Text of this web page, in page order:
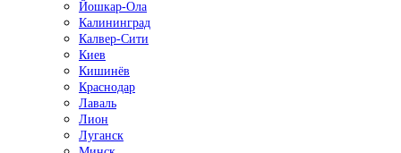
Йошкар-Ола
Калининград
Калвер-Сити
Киев
Кишинёв
Краснодар
Лаваль
Лион
Луганск